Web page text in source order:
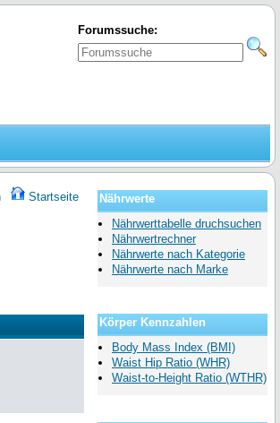
Forumssuche:
Startseite
Nährwerte
Nährwerttabelle druchsuchen
Nährwertrechner
Nährwerte nach Kategorie
Nährwerte nach Marke
Körper Kennzahlen
Body Mass Index (BMI)
Waist Hip Ratio (WHR)
Waist-to-Height Ratio (WTHR)